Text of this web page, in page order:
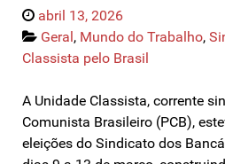
abril 13, 2026
Geral, Mundo do Trabalho,
Classista pelo Brasil
A Unidade Classista, corrente
Comunista Brasileiro (PCB),
eleições do Sindicato dos